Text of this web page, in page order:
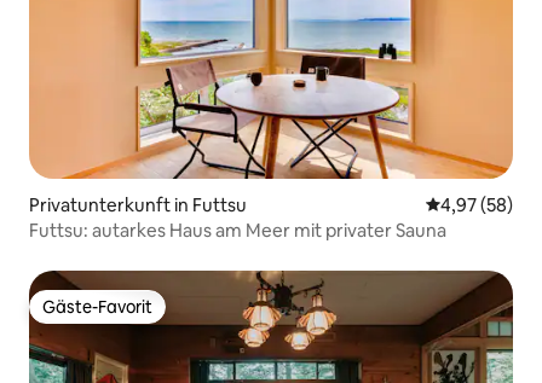
zur Verfügung.
Privatunterkunft in Futtsu
4,97 (58)
Futtsu: autarkes Haus am Meer mit privater Sauna
Gäste-Favorit
Gäste-Favorit